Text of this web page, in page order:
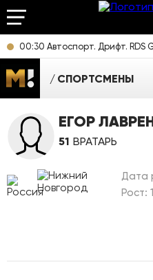
СПОРТСМЕНЫ
ЕГОР
51 ВРАТАРЬ
Дата
Рост: